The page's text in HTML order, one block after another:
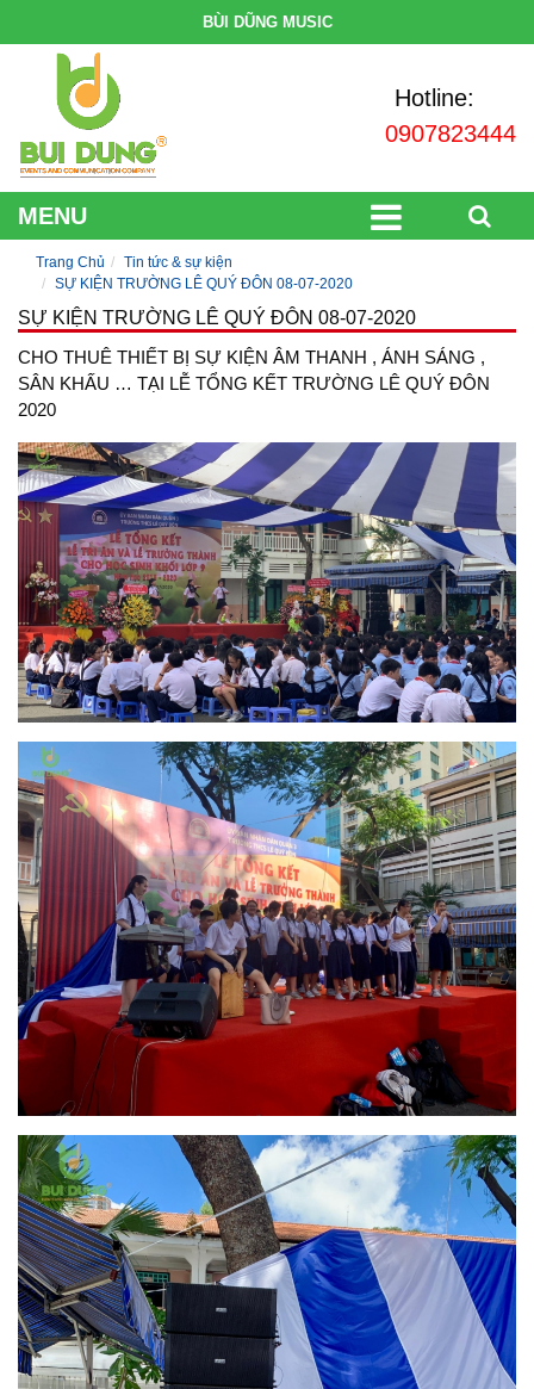
BÙI DŨNG MUSIC
Hotline:
0907823444
MENU
Trang Chủ
Tin tức & sự kiện
SỰ KIỆN TRƯỜNG LÊ QUÝ ĐÔN 08-07-2020
SỰ KIỆN TRƯỜNG LÊ QUÝ ĐÔN 08-07-2020
CHO THUÊ THIẾT BỊ SỰ KIỆN ÂM THANH , ÁNH SÁNG ,
SÂN KHẤU … TẠI LỄ TỔNG KẾT TRƯỜNG LÊ QUÝ ĐÔN
2020